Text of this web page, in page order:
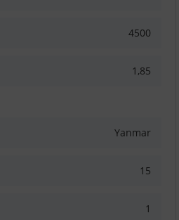
4500
1,85
Yanmar
15
1